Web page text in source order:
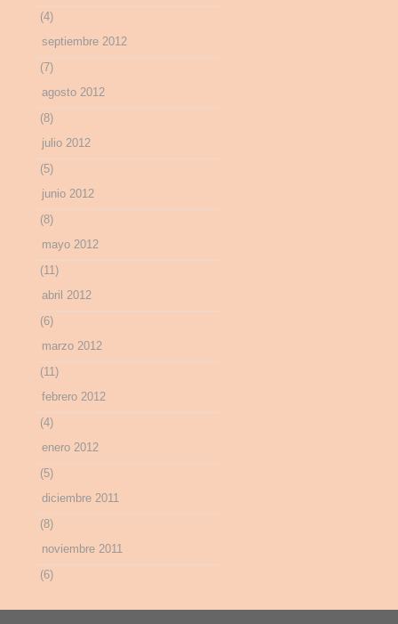
(4)
septiembre 2012
(7)
agosto 2012
(8)
julio 2012
(5)
junio 2012
(8)
mayo 2012
(11)
abril 2012
(6)
marzo 2012
(11)
febrero 2012
(4)
enero 2012
(5)
diciembre 2011
(8)
noviembre 2011
(6)